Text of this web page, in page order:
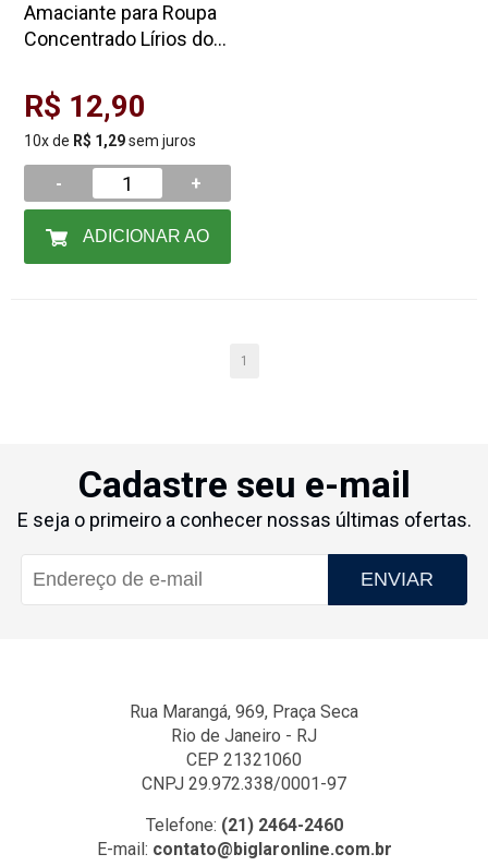
Amaciante para Roupa
Concentrado Lírios do
R$ 12,90
10x de R$ 1,29sem juros
- +
1
Cadastre seu e-mail
E seja o primeiro a conhecer nossas últimas ofertas.
ENVIAR
Rua Marangá, 969, Praça Seca
Rio de Janeiro - RJ
CEP 21321060
CNPJ 29.972.338/0001-97
Telefone: (21) 2464-2460
E-mail: contato@biglaronline.com.br